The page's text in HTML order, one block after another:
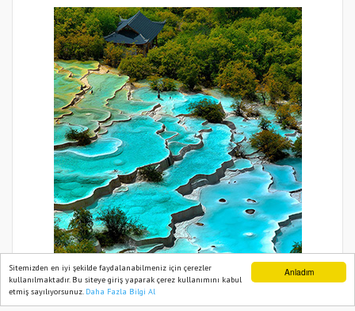
Anladım
Sitemizden en iyi şekilde faydalanabilmeniz için çerezler
kullanılmaktadır. Bu siteye giriş yaparak çerez kullanımını kabul
etmiş sayılıyorsunuz. Daha Fazla Bilgi Al
Ana Sayfa Web TV